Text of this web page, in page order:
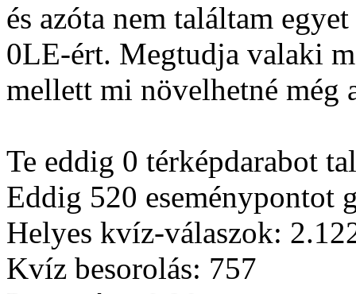
és azóta nem találtam
0LE-ért. Megtudja valaki
mellett mi növelhetné még
Te eddig 0 térképdarabot
Eddig 520 eseménypontot
Helyes kvíz-válaszok:
Kvíz besorolás: 757